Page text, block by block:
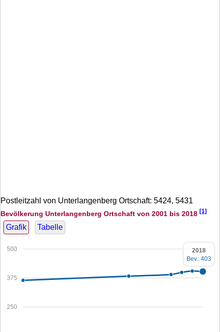
Postleitzahl von Unterlangenberg Ortschaft: 5424, 5431
Bevölkerung Unterlangenberg Ortschaft von 2001 bis 2018 [1]
Grafik Tabelle
250
375
500
2018
Bev.: 403